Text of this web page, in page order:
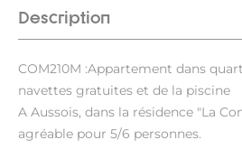
Description
COM210M :Appartement dans
navettes gratuites et de la piscine
A Aussois, dans la résidence "La
agréable pour 5/6 personnes.